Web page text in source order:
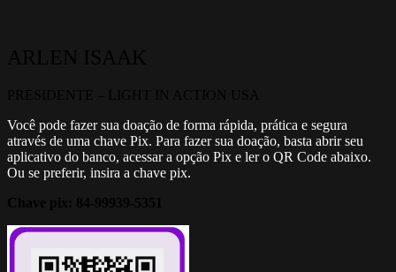
Você pode fazer sua doação de forma rápida, prática e segura
através de uma chave Pix. Para fazer sua doação, basta abrir seu
aplicativo do banco, acessar a opção Pix e ler o QR Code abaixo.
Ou se preferir, insira a chave pix.